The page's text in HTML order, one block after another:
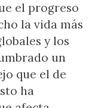
el progreso
la vida más
y los
un
que el de
ha